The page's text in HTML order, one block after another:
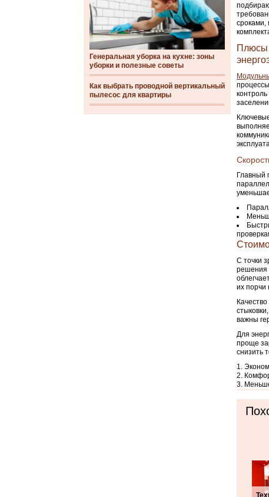
Генеральная уборка на кухне: зоны
уборки и полезные советы
Как выбрать проводной вертикальный
пылесос для квартиры
сроками,
Плюсы
Главный
С точки
решения
их порчи
важны
Для
проще
снизить